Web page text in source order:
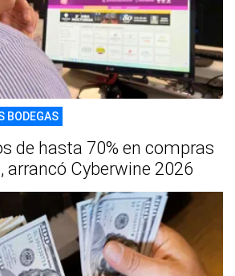
BODEGAS
de hasta 70% en compras
arrancó Cyberwine 2026